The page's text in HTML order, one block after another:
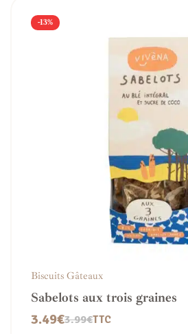
-13%
Biscuits Gâteaux
Sabelots aux trois graines
3.99€
3.49€ TTC